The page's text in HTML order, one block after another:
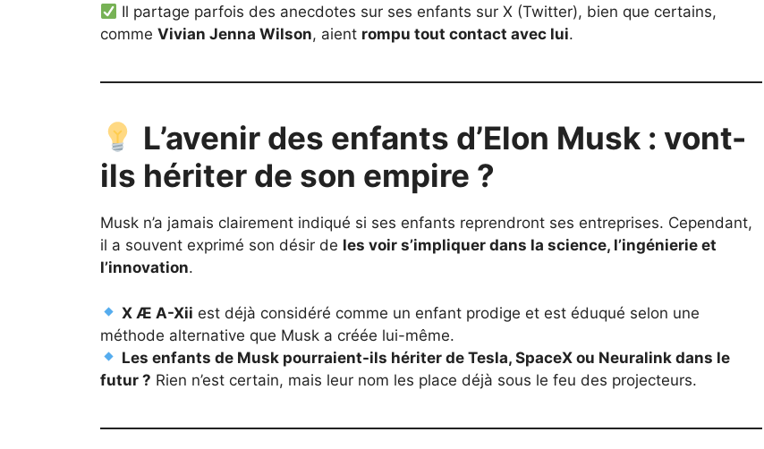
Il partage parfois des anecdotes sur ses enfants sur X (Twitter), bien que certains,
comme Vivian Jenna Wilson, aient rompu tout contact avec lui.
L’avenir des enfants d’Elon Musk : vont-
ils hériter de son empire ?
Musk n’a jamais clairement indiqué si ses enfants reprendront ses entreprises. Cependant,
il a souvent exprimé son désir de les voir s’impliquer dans la science, l’ingénierie et
l’innovation.
X Æ A-Xii est déjà considéré comme un enfant prodige et est éduqué selon une
méthode alternative que Musk a créée lui-même.
Les enfants de Musk pourraient-ils hériter de Tesla, SpaceX ou Neuralink dans le
futur ? Rien n’est certain, mais leur nom les place déjà sous le feu des projecteurs.